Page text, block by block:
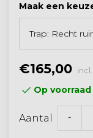
Maak een
€165,00
Op voorraad
Aantal -